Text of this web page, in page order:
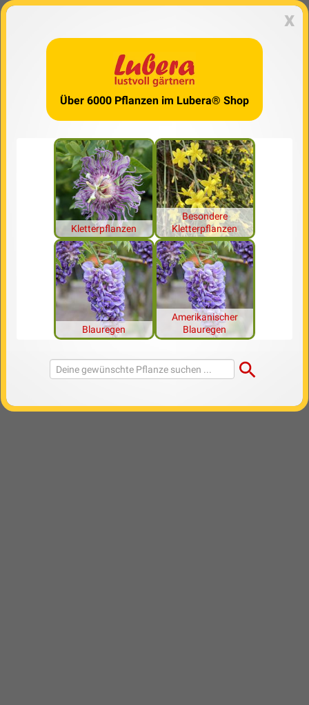
x
Über 6000 Pflanzen im Lubera® Shop
Kletterpflanzen
Besondere
Kletterpflanzen
Blauregen
Amerikanischer
Blauregen